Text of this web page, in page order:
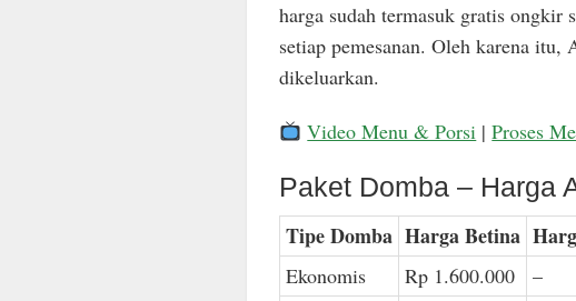
harga sudah termasuk gratis ongkir
setiap pemesanan. Oleh karena
dikeluarkan.
Video Menu & Porsi |Proses
Paket Domba – Harga
Tipe Domba Harga Betina
Ekonomis Rp 1.600.000 –